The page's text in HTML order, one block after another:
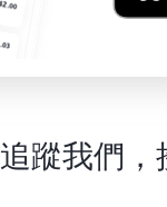
追蹤我們，